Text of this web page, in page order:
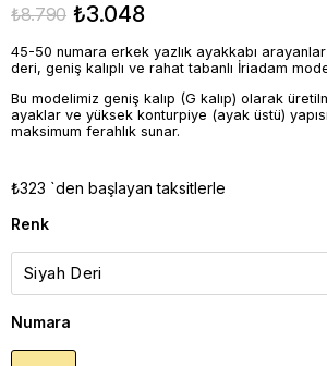
₺8.790 ₺3.048
45-50 numara erkek yazlık ayakkabı
deri, geniş kalıplı ve rahat tabanlı İriadam
Bu modelimiz geniş kalıp (G kalıp) olarak
ayaklar ve yüksek konturpiye (ayak üstü)
maksimum ferahlık sunar.
₺323 `den başlayan taksitlerle
Renk
Numara